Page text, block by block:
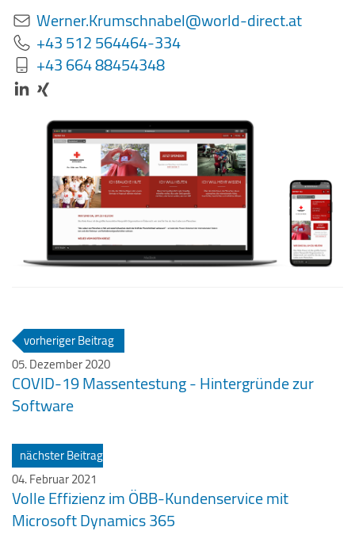
Werner.Krumschnabel@world-direct.at
+43 512 564464-334
+43 664 88454348
vorheriger Beitrag
05. Dezember 2020
COVID-19 Massentestung - Hintergründe zur
Software
nächster Beitrag
04. Februar 2021
Volle Effizienz im ÖBB-Kundenservice mit
Microsoft Dynamics 365